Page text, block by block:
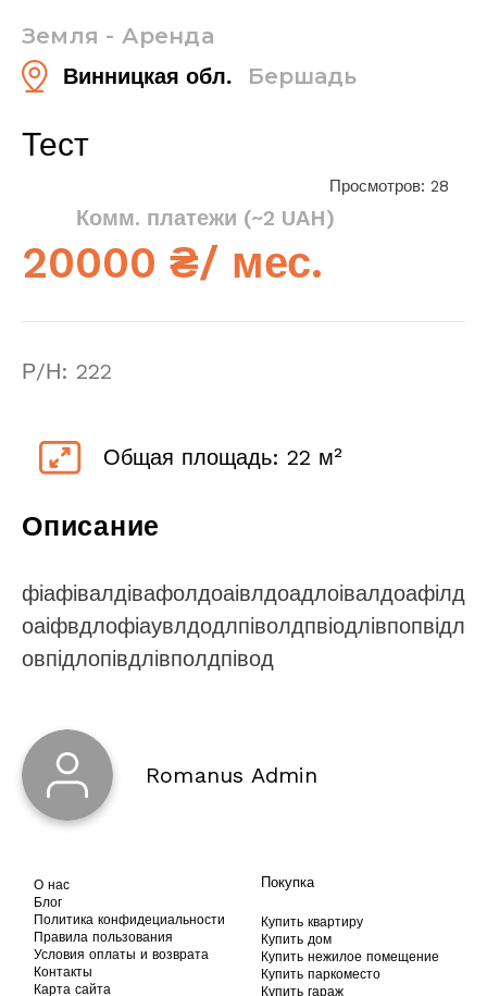
Земля - Аренда
Винницкая обл.
Бершадь
Тест
20000 ₴/ мес.
Комм. платежи (~2 UAH)
Просмотров: 28
Р/Н: 222
Общая площадь: 22 м²
Описание
фіафівалдівафолдоаівлдоадлоівалдоафілд
оаіфвдлофіаувлдодлпіволдпвіодлівпопвідл
овпідлопівдлівполдпівод
Romanus Admin
О нас
Блог
Политика конфидециальности
Правила пользования
Условия оплаты и возврата
Контакты
Карта сайта
Покупка
Купить квартиру
Купить дом
Купить нежилое помещение
Купить паркоместо
Купить гараж